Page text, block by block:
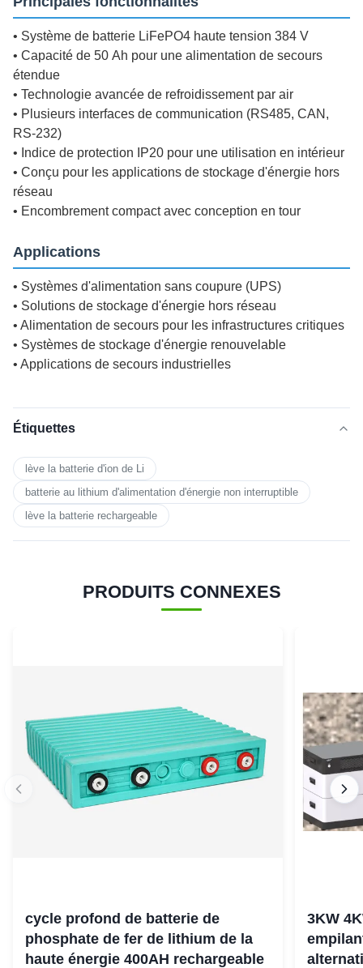
• Système de batterie LiFePO4 haute tension 384 V
• Capacité de 50 Ah pour une alimentation de secours
étendue
• Technologie avancée de refroidissement par air
• Plusieurs interfaces de communication (RS485, CAN,
RS-232)
• Indice de protection IP20 pour une utilisation en intérieur
• Conçu pour les applications de stockage d'énergie hors
réseau
• Encombrement compact avec conception en tour
Applications
• Systèmes d'alimentation sans coupure (UPS)
• Solutions de stockage d'énergie hors réseau
• Alimentation de secours pour les infrastructures critiques
• Systèmes de stockage d'énergie renouvelable
• Applications de secours industrielles
Étiquettes
lève la batterie d'ion de Li
batterie au lithium d'alimentation d'énergie non interruptible
lève la batterie rechargeable
PRODUITS CONNEXES
cycle profond de batterie de
phosphate de fer de lithium de la
haute énergie 400AH rechargeable
3KW